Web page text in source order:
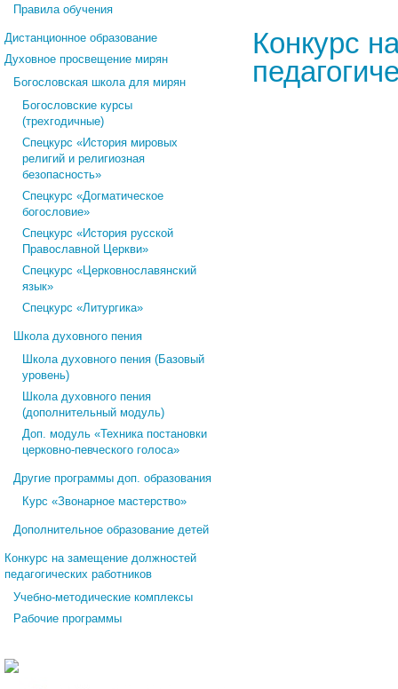
Конкурс
Правила обучения
Дистанционное образование
Духовное просвещение мирян
Богословская школа для мирян
Богословские курсы
(трехгодичные)
Спецкурс «История мировых
религий и религиозная
безопасность»
Спецкурс «Догматическое
богословие»
Спецкурс «История русской
Православной Церкви»
Спецкурс «Церковнославянский
язык»
Спецкурс «Литургика»
Школа духовного пения
Школа духовного пения (Базовый
уровень)
Школа духовного пения
(дополнительный модуль)
Доп. модуль «Техника постановки
церковно-певческого голоса»
Другие программы доп. образования
Курс «Звонарное мастерство»
Дополнительное образование детей
Конкурс на замещение должностей
педагогических работников
Учебно-методические комплексы
Рабочие программы